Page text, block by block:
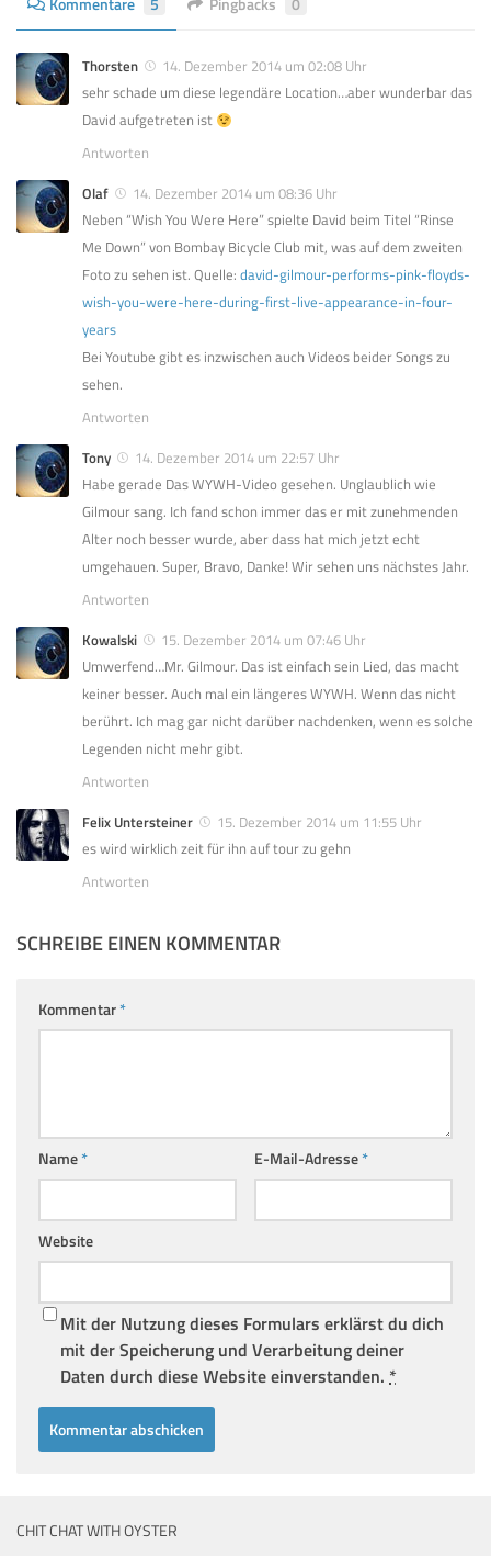
Thorsten
14. Dezember 2014 um 02:08 Uhr
sehr schade um diese legendäre Location…aber wunderbar das
David aufgetreten ist
Antworten
Olaf
14. Dezember 2014 um 08:36 Uhr
Neben “Wish You Were Here” spielte David beim Titel “Rinse
Me Down” von Bombay Bicycle Club mit, was auf dem zweiten
Foto zu sehen ist. Quelle: david-gilmour-performs-pink-floyds-
wish-you-were-here-during-first-live-appearance-in-four-
years
Bei Youtube gibt es inzwischen auch Videos beider Songs zu
sehen.
Antworten
Tony
14. Dezember 2014 um 22:57 Uhr
Habe gerade Das WYWH-Video gesehen. Unglaublich wie
Gilmour sang. Ich fand schon immer das er mit zunehmenden
Alter noch besser wurde, aber dass hat mich jetzt echt
umgehauen. Super, Bravo, Danke! Wir sehen uns nächstes Jahr.
Antworten
Kowalski
15. Dezember 2014 um 07:46 Uhr
Umwerfend…Mr. Gilmour. Das ist einfach sein Lied, das macht
keiner besser. Auch mal ein längeres WYWH. Wenn das nicht
berührt. Ich mag gar nicht darüber nachdenken, wenn es solche
Legenden nicht mehr gibt.
Antworten
Felix Untersteiner
15. Dezember 2014 um 11:55 Uhr
es wird wirklich zeit für ihn auf tour zu gehn
Antworten
SCHREIBE EINEN KOMMENTAR
Kommentar*
Name* E-Mail-Adresse*
Website
Mit der Nutzung dieses Formulars erklärst du dich
mit der Speicherung und Verarbeitung deiner
Daten durch diese Website einverstanden. *
CHIT CHAT WITH OYSTER